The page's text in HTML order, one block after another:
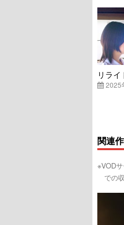
リライ
2025
関連
※VOD
での